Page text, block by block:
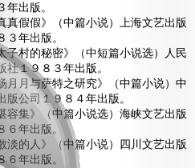
年出版。
假假》（中篇小说）上海文艺出版
３年出版。
村的秘密》（中短篇小说选）人民
社１９８３年出版。
月与萨特之研究》（中篇小说）中
版公司１９８４年出版。
集》（中篇小说选）海峡文艺出版
６年出版。
人》（中篇小说）四川文艺出版
６年出版。